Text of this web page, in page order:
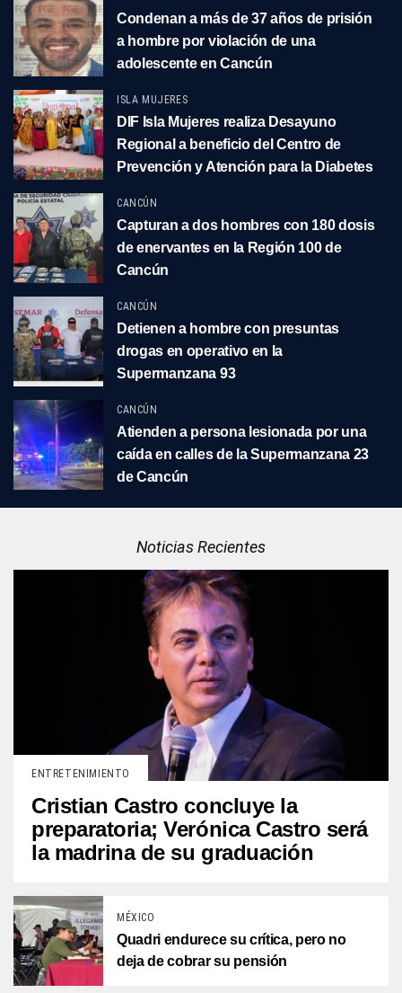
Condenan a más de 37 años de prisión
a hombre por violación de una
adolescente en Cancún
ISLA MUJERES
DIF Isla Mujeres realiza Desayuno
Regional a beneficio del Centro de
Prevención y Atención para la Diabetes
CANCÚN
Capturan a dos hombres con 180 dosis
de enervantes en la Región 100 de
Cancún
CANCÚN
Detienen a hombre con presuntas
drogas en operativo en la
Supermanzana 93
CANCÚN
Atienden a persona lesionada por una
caída en calles de la Supermanzana 23
de Cancún
Noticias Recientes
ENTRETENIMIENTO
Cristian Castro concluye la
preparatoria; Verónica Castro será
la madrina de su graduación
MÉXICO
Quadri endurece su crítica, pero no
deja de cobrar su pensión